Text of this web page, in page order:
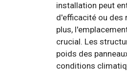
installation peut
d'efficacité ou des
plus,
crucial. Les
poids des
conditions